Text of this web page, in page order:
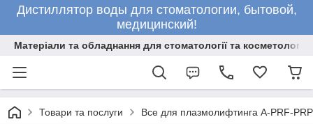
Дистиллятор воды для стоматологии, бытовой,
медицинский!
Матеріали та обладнання для стоматології та косметології
Товари та послуги Все для плазмолифтинга A-PRF-